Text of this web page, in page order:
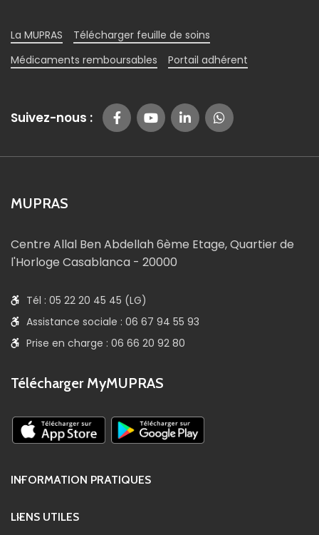
La MUPRAS
Télécharger feuille de soins
Médicaments remboursables
Portail adhérent
Suivez-nous :
MUPRAS
Centre Allal Ben Abdellah 6ème Etage, Quartier de
l'Horloge Casablanca - 20000
Tél : 05 22 20 45 45 (LG)
Assistance sociale : 06 67 94 55 93
Prise en charge : 06 66 20 92 80
Télécharger MyMUPRAS
INFORMATION PRATIQUES
LIENS UTILES